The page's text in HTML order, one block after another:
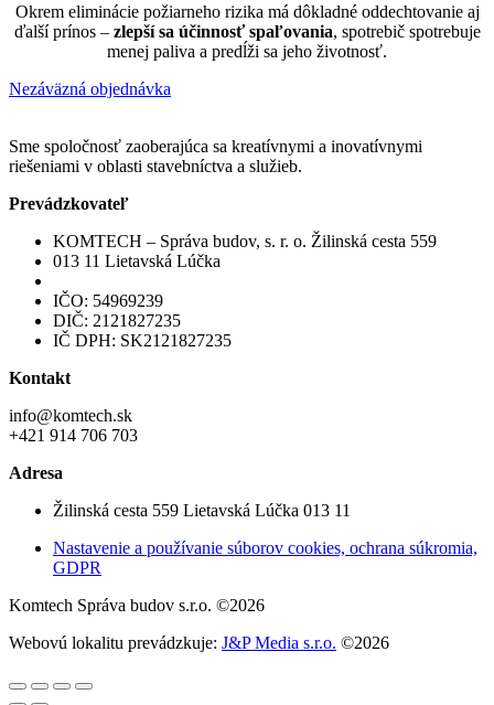
Okrem eliminácie požiarneho rizika má dôkladné oddechtovanie aj
ďalší prínos – zlepší sa účinnosť spaľovania, spotrebič spotrebuje
menej paliva a predĺži sa jeho životnosť.
Nezáväzná objednávka
Sme spoločnosť zaoberajúca sa kreatívnymi a inovatívnymi
riešeniami v oblasti stavebníctva a služieb.
Prevádzkovateľ
KOMTECH – Správa budov, s. r. o. Žilinská cesta 559
013 11 Lietavská Lúčka
IČO: 54969239
DIČ: 2121827235
IČ DPH: SK2121827235
Kontakt
info@komtech.sk
+421 914 706 703
Adresa
Žilinská cesta 559 Lietavská Lúčka 013 11
Nastavenie a používanie súborov cookies, ochrana súkromia,
GDPR
Komtech Správa budov s.r.o. ©2026
Webovú lokalitu prevádzkuje: J&P Media s.r.o. ©2026